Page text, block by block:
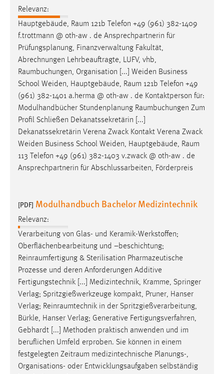
Relevanz:
Hauptgebäude, Raum 121b Telefon +49 (961) 382-1409
f.trottmann @ oth-aw . de Ansprechpartnerin für
Prüfungsplanung, Finanzverwaltung Fakultät,
Abrechnungen Lehrbeauftragte, LUFV, vhb,
Raumbuchungen, Organisation [...] Weiden Business
School Weiden, Hauptgebäude, Raum 121b Telefon +49
(961) 382-1401 a.herma @ oth-aw . de Kontaktperson für:
Modulhandbücher Stundenplanung Raumbuchungen Zum
Profil Schließen Dekanatssekretärin [...]
Dekanatssekretärin Verena Zwack Kontakt Verena Zwack
Weiden Business School Weiden, Hauptgebäude, Raum
113 Telefon +49 (961) 382-1403 v.zwack @ oth-aw . de
Ansprechpartnerin für Abschlussarbeiten, Förderpreis
[PDF] Modulhandbuch Bachelor Medizintechnik
Relevanz:
Verarbeitung von Glas- und Keramik-Werkstoffen;
Oberflächenbearbeitung und –beschichtung;
Reinraumfertigung & Sterilisation Pharmazeutische
Prozesse und deren Anforderungen Additive
Fertigungstechnik [...] Medizintechnik, Kramme, Springer
Verlag; Spritzgießwerkzeuge kompakt, Pruner, Hanser
Verlag; Reinraumtechnik in der Spritzgießverarbeitung,
Bürkle, Hanser Verlag; Generative Fertigungsverfahren,
Gebhardt [...] Methoden praktisch anwenden und im
beruflichen Umfeld erproben. Sie können in einem
festgelegten Zeitraum medizintechnische Planungs-,
Organisations- oder Entwicklungsaufgaben selbständig